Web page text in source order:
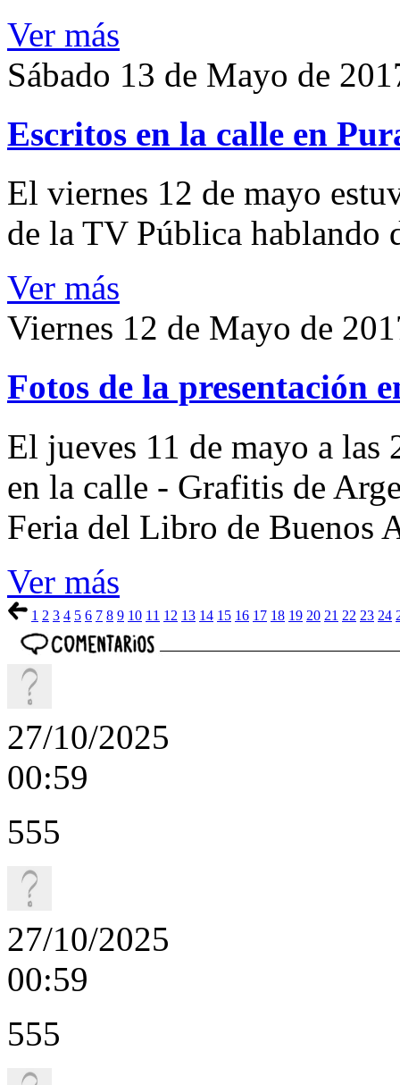
Ver más
Sábado 13 de Mayo de
Escritos en la calle en
El viernes 12 de mayo
de la TV Pública hablando
Ver más
Viernes 12 de Mayo de
Fotos de la presentación
El jueves 11 de mayo a las
en la calle - Grafitis de
Feria del Libro de Buenos
Ver más
1 2 3 4 5 6 7 8 9 10 11 12 13 14 15 16 17 18 19 20 21 22 23 24
27/10/2025
00:59
555
27/10/2025
00:59
555